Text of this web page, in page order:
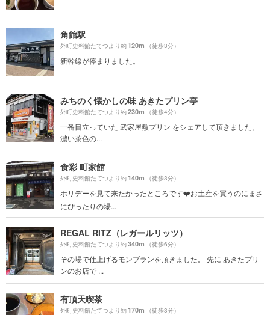
角館駅
外町史料館たてつより約120m （徒歩3分）
新幹線が停まりました。
みちのく懐かしの味 あきたプリン亭
外町史料館たてつより約230m （徒歩4分）
一番目立っていた 武家屋敷プリン をシェアして頂きました。
濃い茶色の...
食彩 町家館
外町史料館たてつより約140m （徒歩3分）
ホリデーを見て来たかったところです❤️お土産を買うのにまさ
にぴったりの場...
REGAL RITZ（レガールリッツ）
外町史料館たてつより約340m （徒歩6分）
その場で仕上げるモンブランを頂きました。 先に あきたプリ
ンのお店で ...
有頂天喫茶
外町史料館たてつより約170m （徒歩3分）